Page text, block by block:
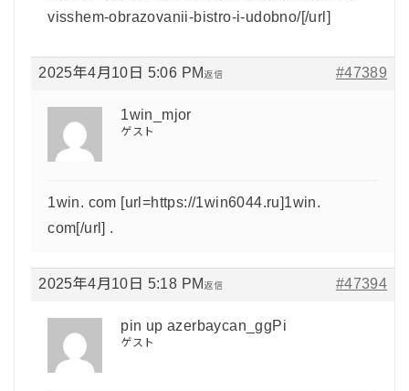
visshem-obrazovanii-bistro-i-udobno/[/url]
2025年4月10日 5:06 PM #47389
返信
1win_mjor
ゲスト
1win. com [url=https://1win6044.ru]1win.
com[/url] .
2025年4月10日 5:18 PM #47394
返信
pin up azerbaycan_ggPi
ゲスト